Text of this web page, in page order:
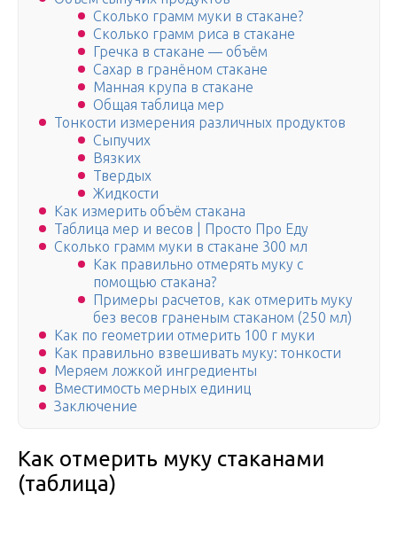
Сколько грамм муки в стакане?
Сколько грамм риса в стакане
Гречка в стакане — объём
Сахар в гранёном стакане
Манная крупа в стакане
Общая таблица мер
Тонкости измерения различных продуктов
Сыпучих
Вязких
Твердых
Жидкости
Как измерить объём стакана
Таблица мер и весов | Просто Про Еду
Сколько грамм муки в стакане 300 мл
Как правильно отмерять муку с
помощью стакана?
Примеры расчетов, как отмерить муку
без весов граненым стаканом (250 мл)
Как по геометрии отмерить 100 г муки
Как правильно взвешивать муку: тонкости
Меряем ложкой ингредиенты
Вместимость мерных единиц
Заключение
Как отмерить муку стаканами
(таблица)